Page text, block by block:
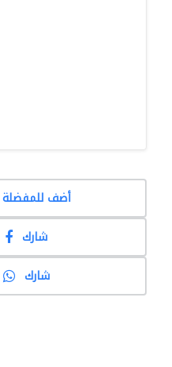
أضف للمفضلة
شارك
شارك